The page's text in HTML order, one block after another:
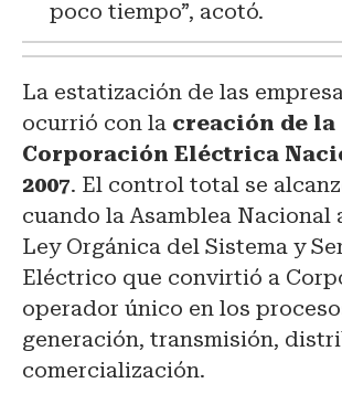
poco tiempo”, acotó.
La estatización de las
ocurrió con la creación de la
Corporación Eléctrica
2007. El control total se
cuando la Asamblea Nacional
Ley Orgánica del Sistema y
Eléctrico que convirtió a
operador único en los
generación, transmisión,
comercialización.